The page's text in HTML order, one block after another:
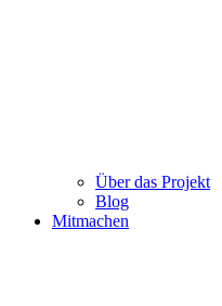
Über das Projekt
Blog
Mitmachen